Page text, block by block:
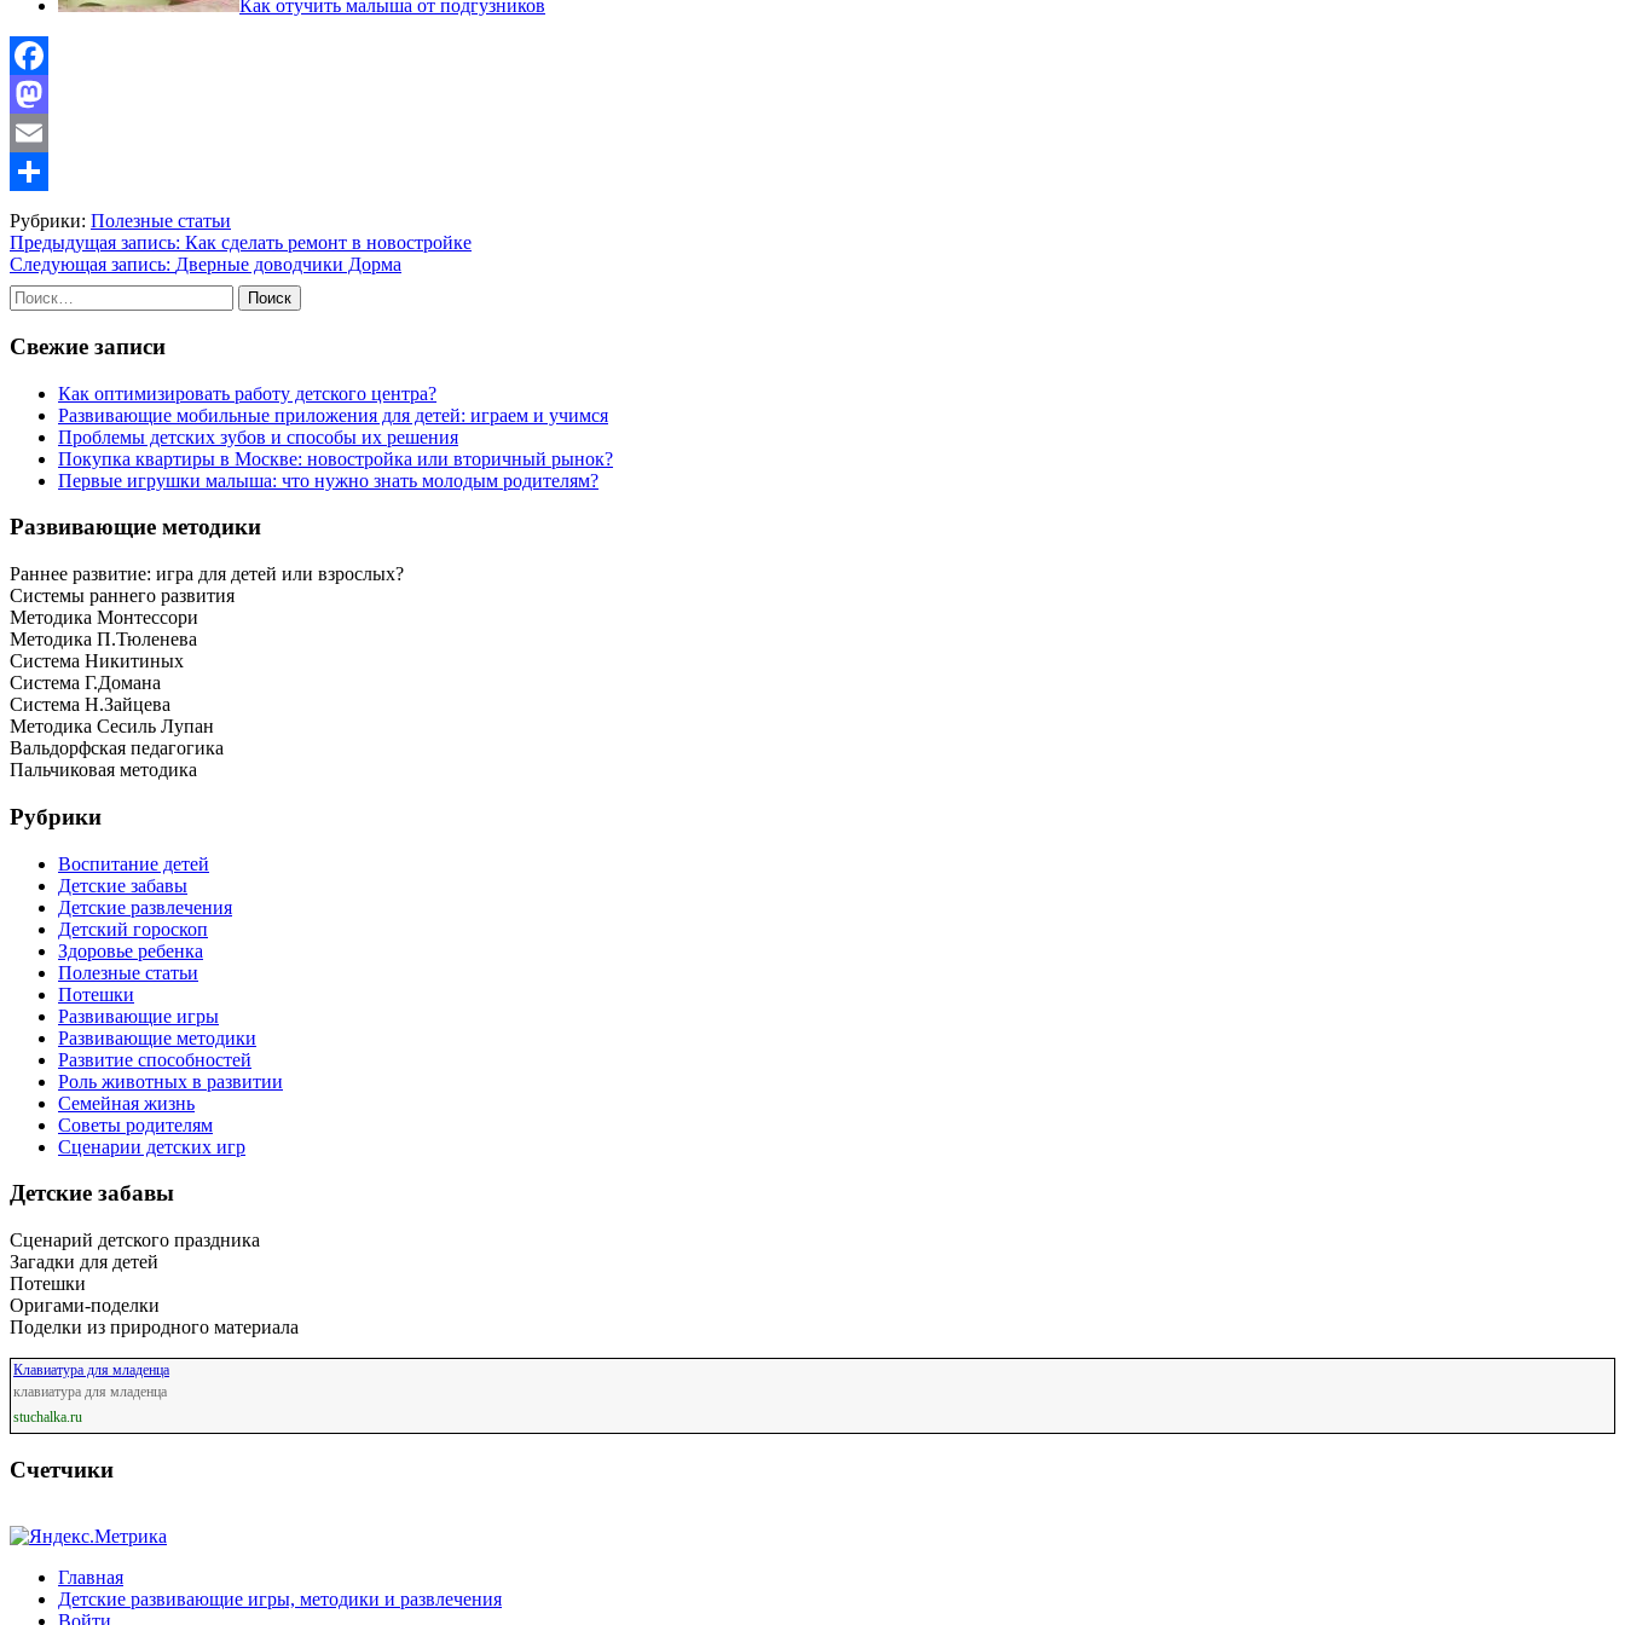
Как отучить малыша от подгузников
Facebook
Mastodon
Email
Отправить
Рубрики: Полезные статьи
Навигация
по
записям
Предыдущая запись: Как сделать ремонт в новостройке
Следующая запись: Дверные доводчики Дорма
Найти:
Свежие записи
Как оптимизировать работу детского центра?
Развивающие мобильные приложения для детей: играем и учимся
Проблемы детских зубов и способы их решения
Покупка квартиры в Москве: новостройка или вторичный рынок?
Первые игрушки малыша: что нужно знать молодым родителям?
Развивающие методики
Раннее развитие: игра для детей или взрослых?
Системы раннего развития
Методика Монтессори
Методика П.Тюленева
Система Никитиных
Система Г.Домана
Система Н.Зайцева
Методика Сесиль Лупан
Вальдорфская педагогика
Пальчиковая методика
Рубрики
Воспитание детей
Детские забавы
Детские развлечения
Детский гороскоп
Здоровье ребенка
Полезные статьи
Потешки
Развивающие игры
Развивающие методики
Развитие способностей
Роль животных в развитии
Семейная жизнь
Советы родителям
Сценарии детских игр
Детские забавы
Сценарий детского праздника
Загадки для детей
Потешки
Оригами-поделки
Поделки из природного материала
Клавиатура для младенца
клавиатура для младенца
stuchalka.ru
Счетчики
Главная
Детские развивающие игры, методики и развлечения